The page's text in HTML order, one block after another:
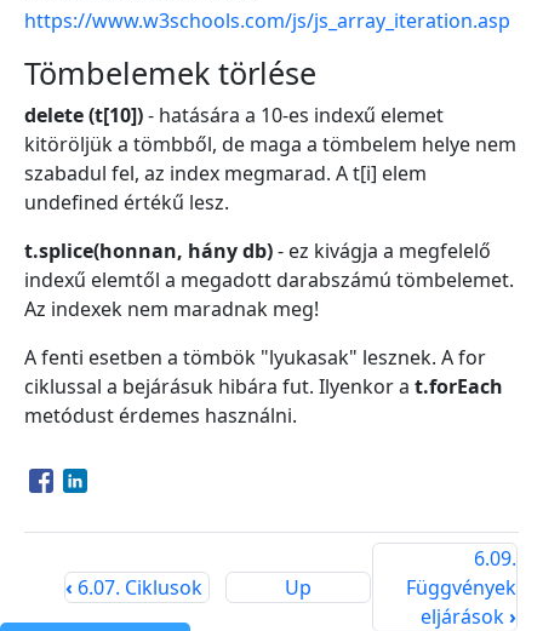
https://www.w3schools.com/js/js_array_iteration.asp
Tömbelemek törlése
delete (t[10])- hatására a 10-es indexű elemet
kitöröljük a tömbből, de maga a tömbelem helye nem
szabadul fel, az index megmarad. A t[i] elem
undefined értékű lesz.
t.splice(honnan, hány db)- ez kivágja a megfelelő
indexű elemtől a megadott darabszámú tömbelemet.
Az indexek nem maradnak meg!
A fenti esetben a tömbök "lyukasak" lesznek. A for
ciklussal a bejárásuk hibára fut. Ilyenkor a t.forEach
metódust érdemes használni.
Opens in a new window
Opens in a new window
‹ 6.07. Ciklusok Up
6.09.
Függvények
eljárások›